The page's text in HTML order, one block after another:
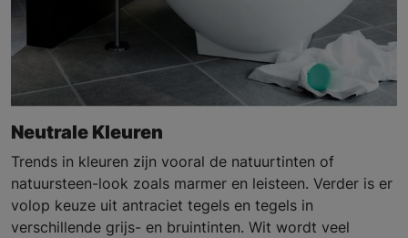
Neutrale Kleuren
Trends in kleuren zijn vooral de natuurtinten of
natuursteen-look zoals marmer en leisteen. Verder is er
volop keuze uit antraciet tegels en tegels in
verschillende grijs- en bruintinten. Wit wordt veel